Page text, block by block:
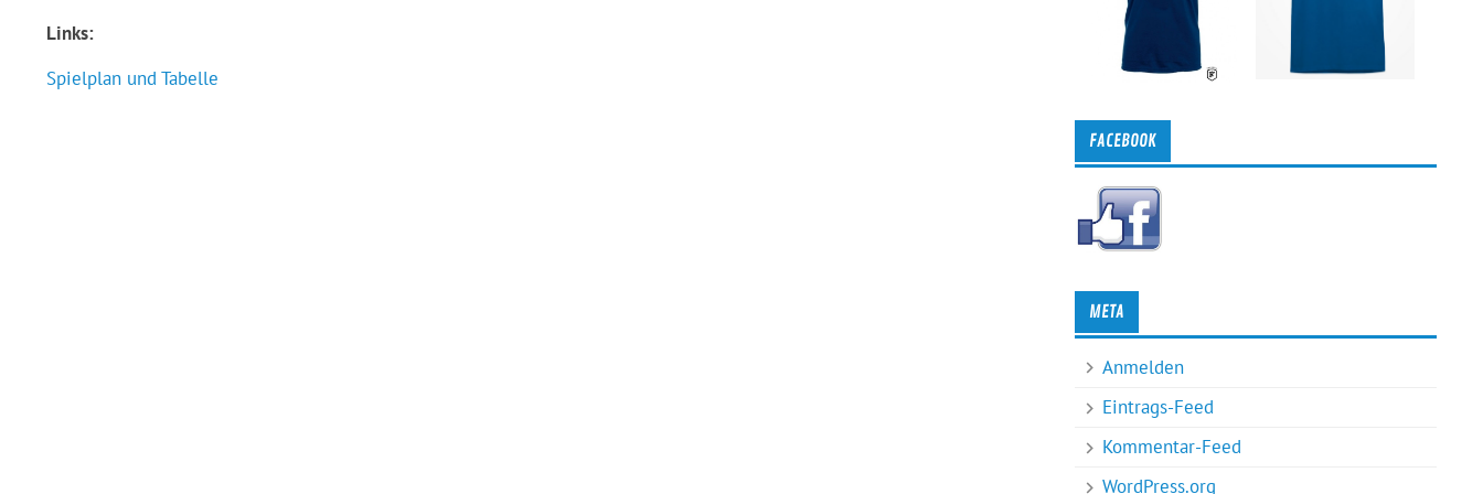
Links:
Spielplan und Tabelle
FACEBOOK
META
Anmelden
Eintrags-Feed
Kommentar-Feed
WordPress.org